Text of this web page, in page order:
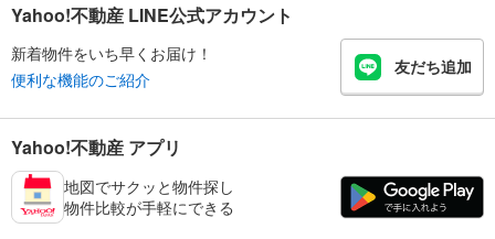
Yahoo!不動産 LINE公式アカウント
新着物件をいち早くお届け！
便利な機能のご紹介
友だち追加
Yahoo!不動産 アプリ
地図でサクッと物件探し
物件比較が手軽にできる